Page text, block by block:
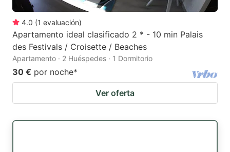
4.0 (1 evaluación)
Apartamento ideal clasificado 2 * - 10 min Palais
des Festivals / Croisette / Beaches
Apartamento · 2 Huéspedes · 1 Dormitorio
30 € por noche*
Ver oferta